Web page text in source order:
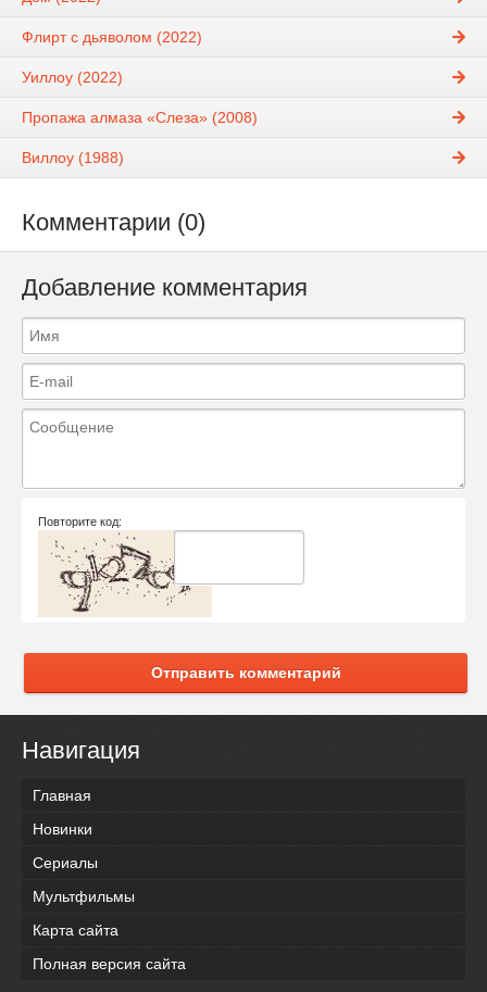
Флирт с дьяволом (2022)
Уиллоу (2022)
Пропажа алмаза «Слеза» (2008)
Виллоу (1988)
Комментарии (0)
Добавление комментария
Повторите код:
Отправить комментарий
Навигация
Главная
Новинки
Сериалы
Мультфильмы
Карта сайта
Полная версия сайта